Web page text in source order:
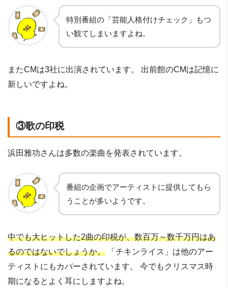
特別番組の「芸能人格付けチェック」もつ
い観てしまいますよね。
またCMは3社に出演されています。 出前館のCMは記憶に
新しいですよね。
③歌の印税
浜田雅功さんは多数の楽曲を発表されています。
番組の企画でアーティストに提供してもら
うことが多いようです。
中でも大ヒットした2曲の印税が、数百万～数千万円はあ
るのではないでしょうか。 「チキンライス」は他のアー
ティストにもカバーされています。 今でもクリスマス時
期になるとよく耳にしますよね。